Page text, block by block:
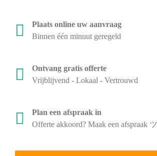
Plaats online uw aanvraag
Binnen één minuut geregeld
Ontvang gratis offerte
Vrijblijvend - Lokaal - Vertrouwd
Plan een afspraak in
Offerte akkoord? Maak een afspraak ツ